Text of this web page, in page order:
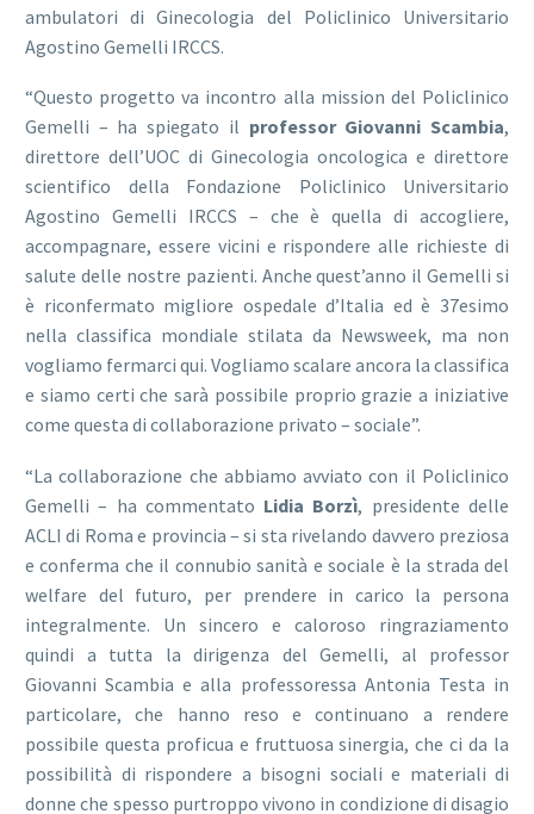
ambulatori di Ginecologia del Policlinico Universitario
Agostino Gemelli IRCCS.
“Questo progetto va incontro alla mission del Policlinico
Gemelli – ha spiegato il professor Giovanni Scambia,
direttore dell’UOC di Ginecologia oncologica e direttore
scientifico della Fondazione Policlinico Universitario
Agostino Gemelli IRCCS – che è quella di accogliere,
accompagnare, essere vicini e rispondere alle richieste di
salute delle nostre pazienti. Anche quest’anno il Gemelli si
è riconfermato migliore ospedale d’Italia ed è 37esimo
nella classifica mondiale stilata da Newsweek, ma non
vogliamo fermarci qui. Vogliamo scalare ancora la classifica
e siamo certi che sarà possibile proprio grazie a iniziative
come questa di collaborazione privato – sociale”.
“La collaborazione che abbiamo avviato con il Policlinico
Gemelli – ha commentato Lidia Borzì, presidente delle
ACLI di Roma e provincia – si sta rivelando davvero preziosa
e conferma che il connubio sanità e sociale è la strada del
welfare del futuro, per prendere in carico la persona
integralmente. Un sincero e caloroso ringraziamento
quindi a tutta la dirigenza del Gemelli, al professor
Giovanni Scambia e alla professoressa Antonia Testa in
particolare, che hanno reso e continuano a rendere
possibile questa proficua e fruttuosa sinergia, che ci da la
possibilità di rispondere a bisogni sociali e materiali di
donne che spesso purtroppo vivono in condizione di disagio